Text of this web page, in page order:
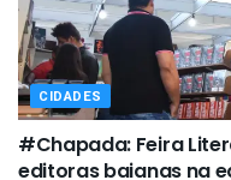
CIDADES
#Chapada: Feira
editoras baianas na